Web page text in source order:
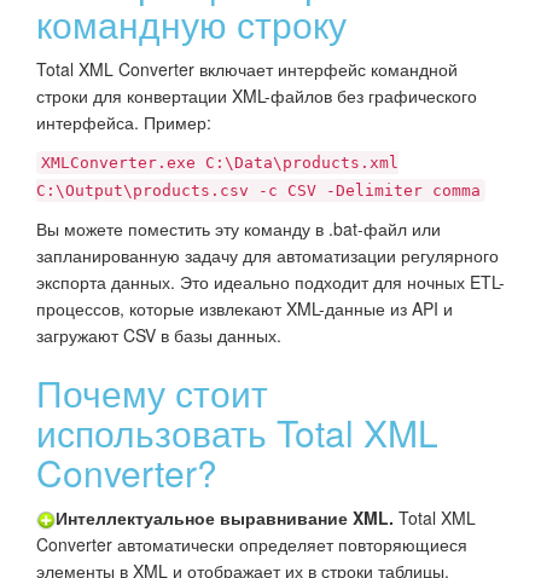
командную строку
Total XML Converter включает интерфейс командной
строки для конвертации XML-файлов без графического
интерфейса. Пример:
XMLConverter.exe C:\Data\products.xml
C:\Output\products.csv -c CSV -Delimiter comma
Вы можете поместить эту команду в .bat-файл или
запланированную задачу для автоматизации регулярного
экспорта данных. Это идеально подходит для ночных ETL-
процессов, которые извлекают XML-данные из API и
загружают CSV в базы данных.
Почему стоит
использовать Total XML
Converter?
Интеллектуальное выравнивание XML. Total XML
Converter автоматически определяет повторяющиеся
элементы в XML и отображает их в строки таблицы.